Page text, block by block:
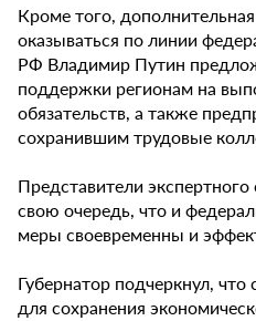
Кроме того,
оказываться по линии
РФ Владимир Путин
поддержки регионам на
обязательств, а также
сохранившим трудовые
Представители
свою очередь, что и
меры своевременны и
Губернатор подчеркнул,
для сохранения